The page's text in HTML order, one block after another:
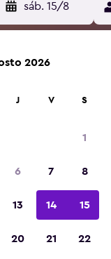
sáb. 15/8
2026
J V S
1
6 7 8
13 14 15
20 21 22